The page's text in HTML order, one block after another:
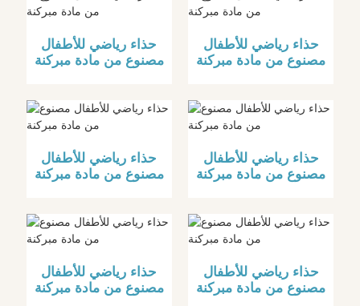
حذاء رياضي للأطفال
مصنوع من مادة مبركنة
حذاء رياضي للأطفال
مصنوع من مادة مبركنة
حذاء رياضي للأطفال
مصنوع من مادة مبركنة
حذاء رياضي للأطفال
مصنوع من مادة مبركنة
حذاء رياضي للأطفال
مصنوع من مادة مبركنة
حذاء رياضي للأطفال
مصنوع من مادة مبركنة